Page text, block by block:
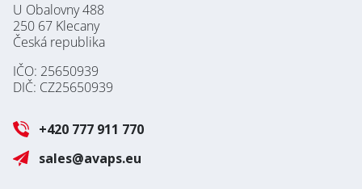
U Obalovny 488
250 67 Klecany
Česká republika
IČO: 25650939
DIČ: CZ25650939
+420 777 911 770
sales@avaps.eu